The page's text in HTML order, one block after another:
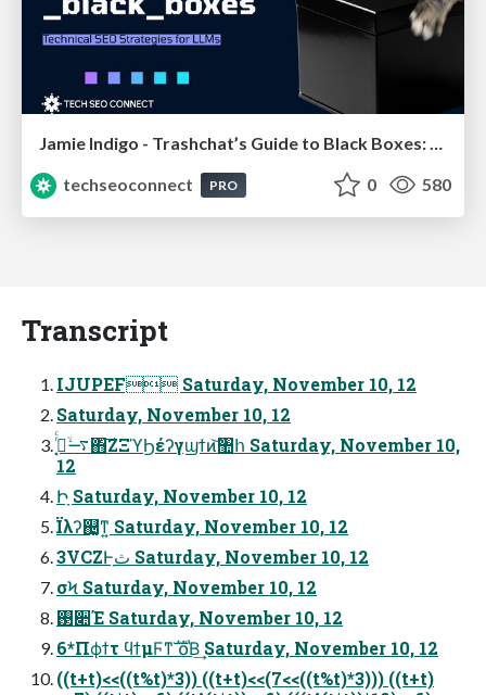
techseoconnect
PRO 0 580
Transcript
IJUPEF Saturday, November 10, 12
Saturday, November 10, 12
࠷ۙ࡞͓ͬͨ΋͠ΖΞϓϦέʔγϣϯͷ͝঺հ Saturday, November 10,
12
Իָ Saturday, November 10, 12
Ϊλʔ஄͚ͳ͍ Saturday, November 10, 12
3VCZͰָث Saturday, November 10, 12
σϞ Saturday, November 10, 12
࢓૊Έ Saturday, November 10, 12
6*Πϕϯτ ϥϯμϜͳࣜ ໐Β͢ Saturday, November 10, 12
((t+t)<<((t%t)*3)) ((t+t)<<(7<<((t%t)*3))) ((t+t)